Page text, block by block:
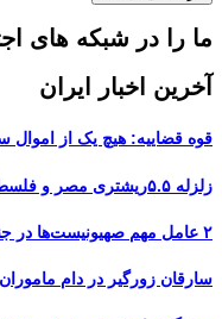
ما را در شبکه های
آخرین اخبار ایران
قوه قضاییه: هیچ یک از
زلزله ۵.۵ریشتری مصر و فلسطین را لرزاند
۲ عامل مهم صهیونیست‌ها در جنگ‌های ۱۲ روزه و ۴۰ روزه اعدام شدند
سارقان زورگیر در دام